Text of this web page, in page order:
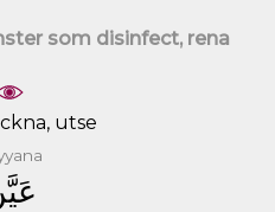
som disinfect, rena
utse